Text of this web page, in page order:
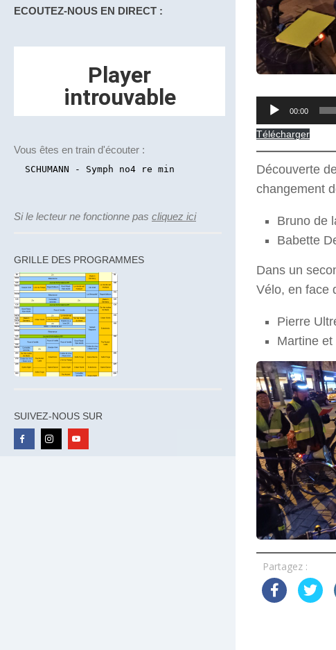
Lecteur
audio
00:00
Télécharger
Découverte
changement
Bruno de
Babette
Dans un
Vélo, en face
Pierre
Martine
Partagez :
ECOUTEZ-NOUS EN DIRECT :
Vous êtes en train d'écouter :
Si le lecteur ne fonctionne pas cliquez ici
GRILLE DES PROGRAMMES
SUIVEZ-NOUS SUR